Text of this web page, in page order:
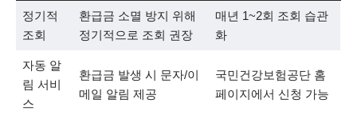
정기적
조회
환급금 소멸 방지 위해
정기적으로 조회 권장
매년 1~2회 조회 습관
화
자동 알
림 서비
스
환급금 발생 시 문자/이
메일 알림 제공
국민건강보험공단 홈
페이지에서 신청 가능